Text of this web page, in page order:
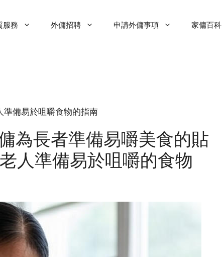
服務 外傭招聘 申請外傭事項 家傭百科
備易於咀嚼食物的指南
為長者準備易嚼美食的貼
人準備易於咀嚼的食物